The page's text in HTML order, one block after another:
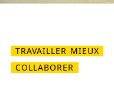
TRAVAILLER MIEUX
COLLABORER